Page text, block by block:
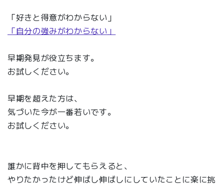
「好きと得意がわからない」
「自分の強みがわからない」
早期発見が役立ちます。
お試しください。
早期を超えた方は、
気づいた今が一番若いです。
お試しください。
誰かに背中を押してもらえると、
やりたかったけど伸ばし伸ばしにしていたことに楽に挑